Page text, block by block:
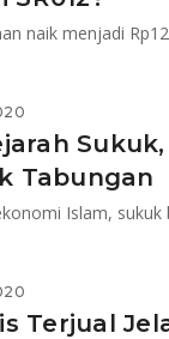
Tabungan
Islam,
Terjual